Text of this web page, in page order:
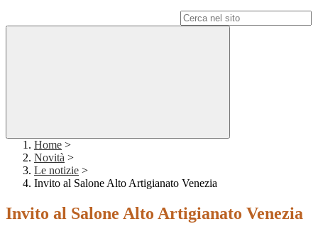
Home >
Novità >
Le notizie >
Invito al Salone Alto Artigianato Venezia
Invito al Salone Alto Artigianato Venezia